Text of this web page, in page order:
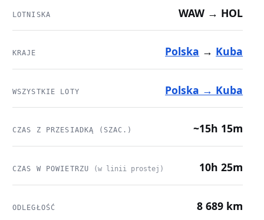
LOTNISKA WAW → HOL
KRAJE Polska → Kuba
WSZYSTKIE LOTY Polska → Kuba
CZAS Z PRZESIADKĄ (SZAC.) ~15h 15m
CZAS W POWIETRZU (w linii prostej) 10h 25m
ODLEGŁOŚĆ 8 689 km